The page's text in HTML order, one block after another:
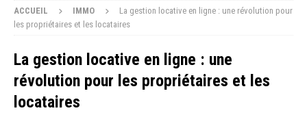
ACCUEIL IMMO
La gestion locative en ligne : une révolution pour
les propriétaires et les locataires
La gestion locative en ligne : une
révolution pour les propriétaires et les
locataires